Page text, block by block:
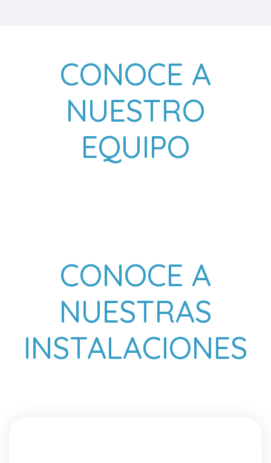
CONOCE A
NUESTRO
EQUIPO
CONOCE A
NUESTRAS
INSTALACIONES